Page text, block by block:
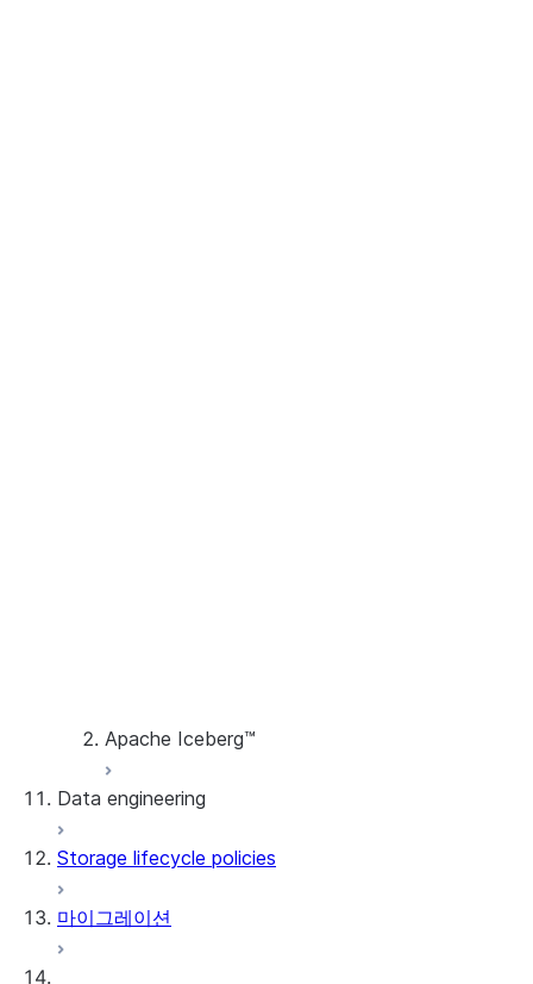
Apache Iceberg™
Apache Iceberg™ 테이블
Snowflake Open Catalog
Data engineering
데이터 로딩
동적 테이블
Storage lifecycle policies
마이그레이션